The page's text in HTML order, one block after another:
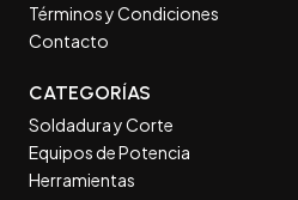
Términos y Condiciones
Contacto
CATEGORÍAS
Soldadura y Corte
Equipos de Potencia
Herramientas